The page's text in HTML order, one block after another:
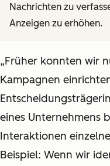
Nachrichten zu
Anzeigen zu erhöhen.
„Früher konnten wir
Kampagnen
eines Unternehmens
Interaktionen
Beispiel: Wenn wir